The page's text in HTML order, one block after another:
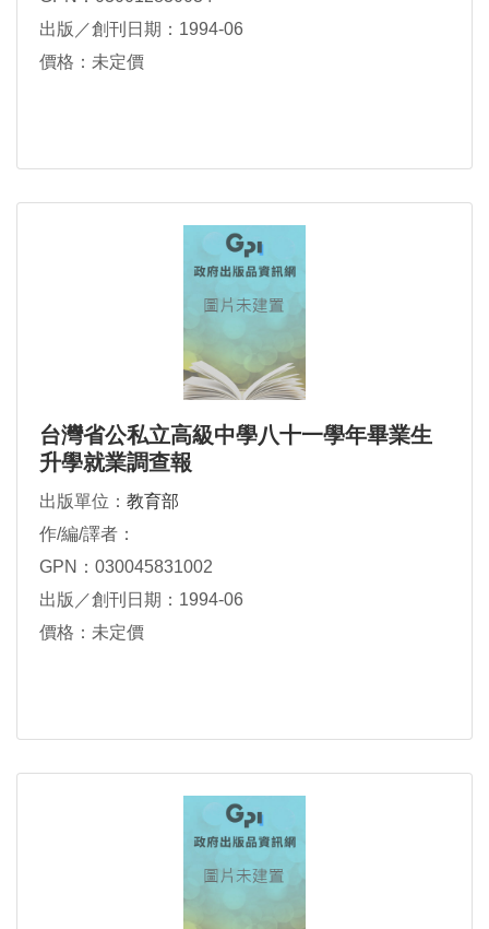
出版／創刊日期：1994-06
價格：未定價
台灣省公私立高級中學八十一學年畢業生
升學就業調查報
出版單位： 教育部
作/編/譯者：
GPN：030045831002
出版／創刊日期：1994-06
價格：未定價